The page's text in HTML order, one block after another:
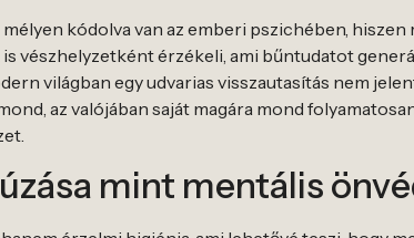
kódolva van az emberi pszichében,
is vészhelyzetként érzékeli, ami bűntudatot
világban egy udvarias visszautasítás nem
az valójában saját magára mond
mint mentális